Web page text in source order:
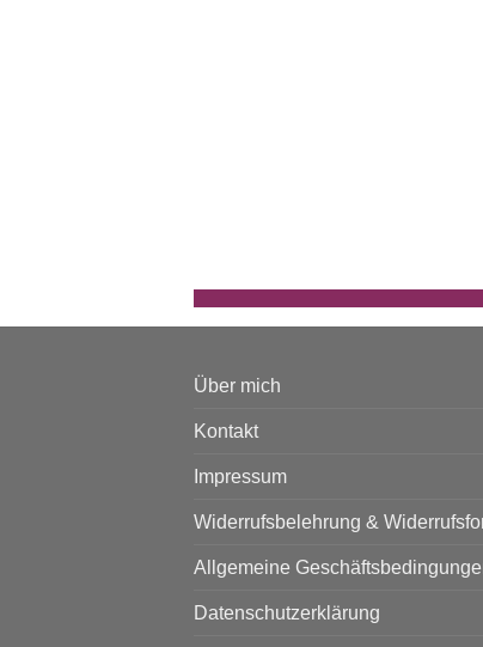
Über mich
Kontakt
Impressum
Widerrufsbelehrung &
Allgemeine
Datenschutzerklärung